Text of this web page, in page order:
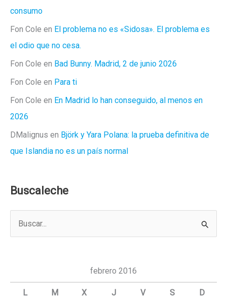
consumo
Fon Cole en El problema no es «Sidosa». El problema es
el odio que no cesa.
Fon Cole en Bad Bunny. Madrid, 2 de junio 2026
Fon Cole en Para ti
Fon Cole en En Madrid lo han conseguido, al menos en
2026
DMalignus en Björk y Yara Polana: la prueba definitiva de
que Islandia no es un país normal
Buscaleche
a
febrero 2016
L M X J V S D